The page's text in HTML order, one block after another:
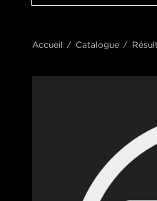
Accueil Catalogue